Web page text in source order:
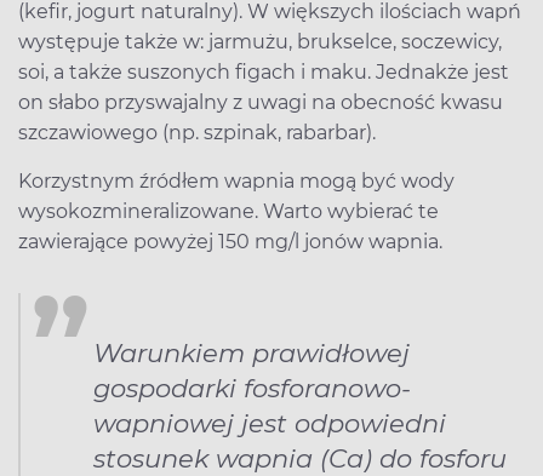
(kefir, jogurt naturalny). W większych ilościach wapń
występuje także w: jarmużu, brukselce, soczewicy,
soi, a także suszonych figach i maku. Jednakże jest
on słabo przyswajalny z uwagi na obecność kwasu
szczawiowego (np. szpinak, rabarbar).
Korzystnym źródłem wapnia mogą być wody
wysokozmineralizowane. Warto wybierać te
zawierające powyżej 150 mg/l jonów wapnia.
Warunkiem prawidłowej
gospodarki fosforanowo-
wapniowej jest odpowiedni
stosunek wapnia (Ca) do fosforu